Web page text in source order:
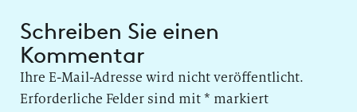
Schreiben Sie einen
Kommentar
Ihre E-Mail-Adresse wird nicht veröffentlicht.
Erforderliche Felder sind mit* markiert